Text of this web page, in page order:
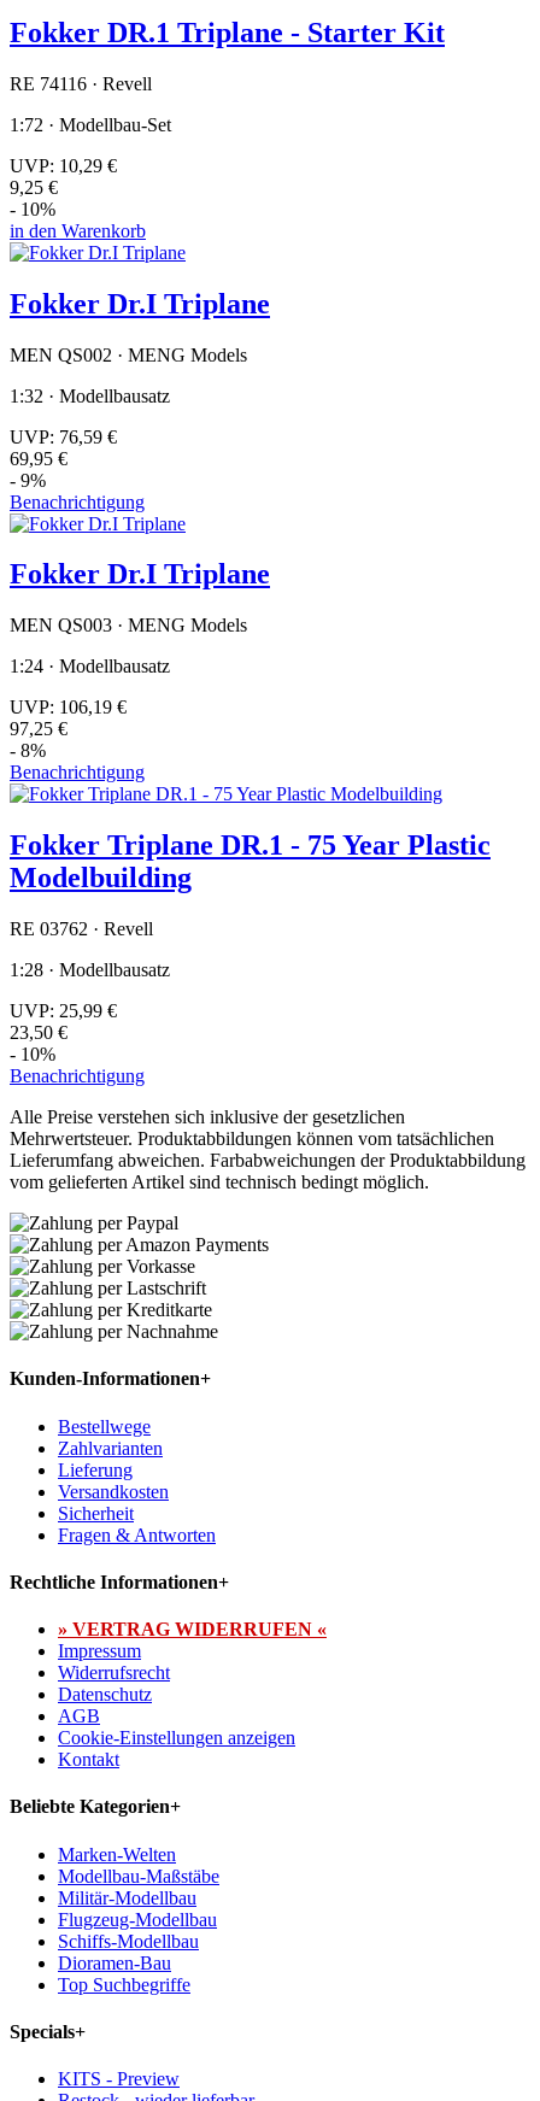
Fokker DR.1 Triplane - Starter Kit
RE 74116 · Revell
1:72 · Modellbau-Set
UVP: 10,29 €
9,25 €
- 10%
in den Warenkorb
Fokker Dr.I Triplane
MEN QS002 · MENG Models
1:32 · Modellbausatz
UVP: 76,59 €
69,95 €
- 9%
Benachrichtigung
Fokker Dr.I Triplane
MEN QS003 · MENG Models
1:24 · Modellbausatz
UVP: 106,19 €
97,25 €
- 8%
Benachrichtigung
Fokker Triplane DR.1 - 75 Year Plastic
Modelbuilding
RE 03762 · Revell
1:28 · Modellbausatz
UVP: 25,99 €
23,50 €
- 10%
Benachrichtigung
Alle Preise verstehen sich inklusive der gesetzlichen
Mehrwertsteuer. Produktabbildungen können vom tatsächlichen
Lieferumfang abweichen. Farbabweichungen der Produktabbildung
vom gelieferten Artikel sind technisch bedingt möglich.
Kunden-Informationen+
Bestellwege
Zahlvarianten
Lieferung
Versandkosten
Sicherheit
Fragen & Antworten
Rechtliche Informationen+
» VERTRAG WIDERRUFEN «
Impressum
Widerrufsrecht
Datenschutz
AGB
Cookie-Einstellungen anzeigen
Kontakt
Beliebte Kategorien+
Marken-Welten
Modellbau-Maßstäbe
Militär-Modellbau
Flugzeug-Modellbau
Schiffs-Modellbau
Dioramen-Bau
Top Suchbegriffe
Specials+
KITS - Preview